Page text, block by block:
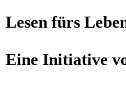
Lesen fürs
Eine Initiative